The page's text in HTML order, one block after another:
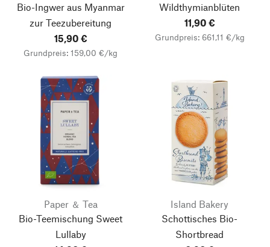
Bio-Ingwer aus Myanmar
zur Teezubereitung
15,90 €
Grundpreis: 159,00 €/kg
Wildthymianblüten
11,90 €
Grundpreis: 661,11 €/kg
Paper ＆ Tea
Bio-Teemischung Sweet
Lullaby
Island Bakery
Schottisches Bio-
Shortbread